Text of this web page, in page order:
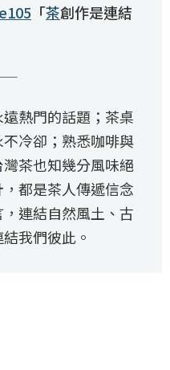
「茶創作是連結
熱門的話題；茶桌
冷卻；熟悉咖啡與
茶也知幾分風味絕
都是茶人傳遞信念
連結自然風土、古
我們彼此。